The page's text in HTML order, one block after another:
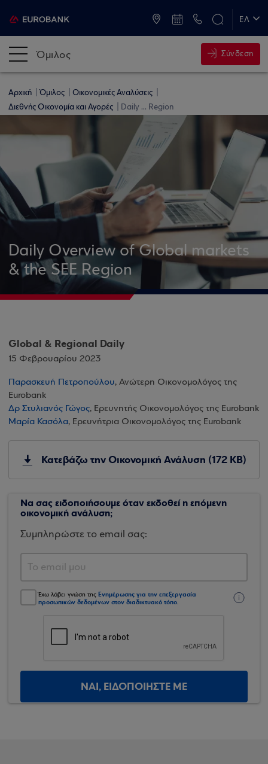
ΕΛ
Όμιλος Σύνδεση
Αρχική Όμιλος
Οικονομικές Αναλύσεις
Διεθνής Οικονομία και Αγορές
Daily ... Region
Daily Overview of Global markets
& the SEE Region
Global & Regional Daily
15 Φεβρουαρίου 2023
Παρασκευή Πετροπούλου, Ανώτερη Οικονομολόγος της
Eurobank
Δρ Στυλιανός Γώγος, Ερευνητής Οικονομολόγος της Eurobank
Μαρία Κασόλα, Ερευνήτρια Οικονομολόγος της Eurobank
Κατεβάζω την Οικονομική Ανάλυση (172 KB)
Να σας ειδοποιήσουμε όταν εκδοθεί η επόμενη
οικονομική ανάλυση;
Συμπληρώστε το email σας:
Έχω λάβει γνώση της Ενημέρωσης για την επεξεργασία
προσωπικών δεδομένων στον διαδικτυακό τόπο.
ΝΑΙ, ΕΙΔΟΠΟΙΗΣΤΕ ΜΕ